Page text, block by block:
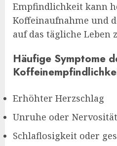
Empfindlichkeit kann
Koffeinaufnahme und
auf das tägliche Leben
Häufige Symptome
Erhöhter Herzschlag
Unruhe oder Nervosität
Schlaflosigkeit oder